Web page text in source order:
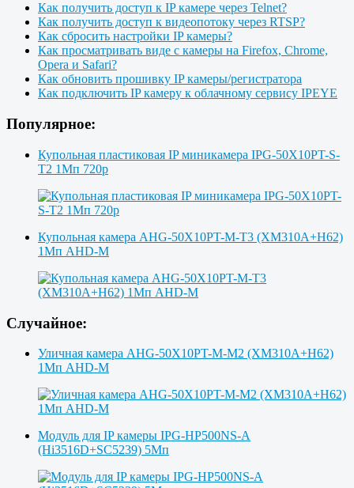
Как получить доступ к IP камере через Telnet?
Как получить доступ к видеопотоку через RTSP?
Как сбросить настройки IP камеры?
Как просматривать виде с камеры на Firefox, Chrome,
Opera и Safari?
Как обновить прошивку IP камеры/регистратора
Как подключить IP камеру к облачному сервису IPEYE
Популярное:
Купольная пластиковая IP миникамера IPG-50X10PT-S-
T2 1Мп 720p
Купольная камера AHG-50X10PT-M-T3 (XM310A+H62)
1Мп AHD-M
Случайное:
Уличная камера AHG-50X10PT-M-M2 (XM310A+H62)
1Мп AHD-M
Модуль для IP камеры IPG-HP500NS-A
(Hi3516D+SC5239) 5Мп